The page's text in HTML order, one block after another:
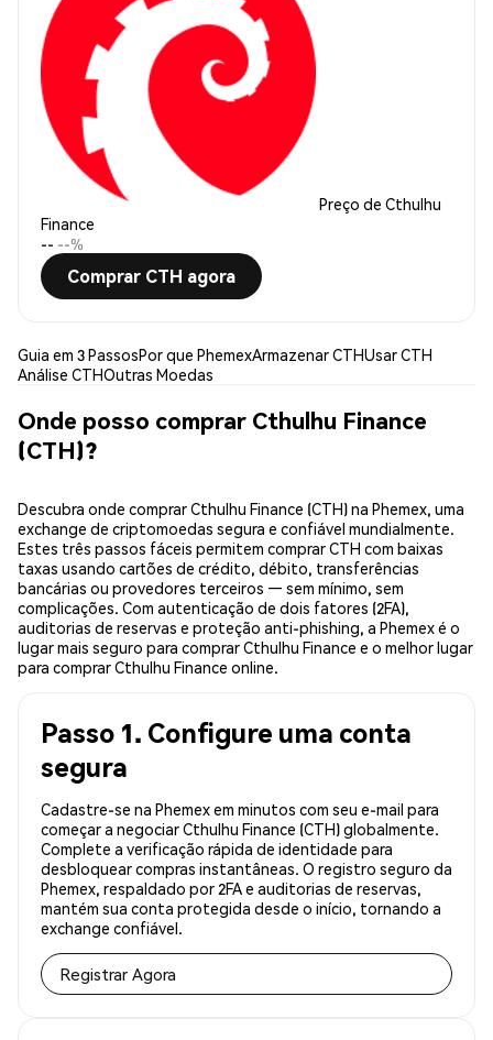
Preço de Cthulhu
Finance
-- --%
Comprar CTH agora
Guia em 3 PassosPor que PhemexArmazenar CTHUsar CTH
Análise CTHOutras Moedas
Onde posso comprar Cthulhu Finance
(CTH)?
Descubra onde comprar Cthulhu Finance (CTH) na Phemex, uma
exchange de criptomoedas segura e confiável mundialmente.
Estes três passos fáceis permitem comprar CTH com baixas
taxas usando cartões de crédito, débito, transferências
bancárias ou provedores terceiros — sem mínimo, sem
complicações. Com autenticação de dois fatores (2FA),
auditorias de reservas e proteção anti-phishing, a Phemex é o
lugar mais seguro para comprar Cthulhu Finance e o melhor lugar
para comprar Cthulhu Finance online.
Passo 1. Configure uma conta
segura
Cadastre-se na Phemex em minutos com seu e-mail para
começar a negociar Cthulhu Finance (CTH) globalmente.
Complete a verificação rápida de identidade para
desbloquear compras instantâneas. O registro seguro da
Phemex, respaldado por 2FA e auditorias de reservas,
mantém sua conta protegida desde o início, tornando a
exchange confiável.
Registrar Agora